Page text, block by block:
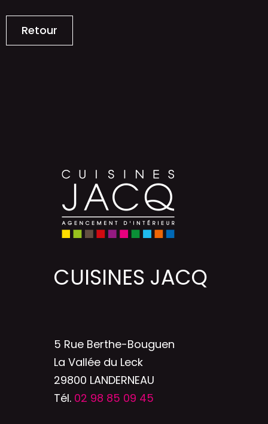
Retour
CUISINES JACQ
5 Rue Berthe-Bouguen
La Vallée du Leck
29800 LANDERNEAU
Tél. 02 98 85 09 45